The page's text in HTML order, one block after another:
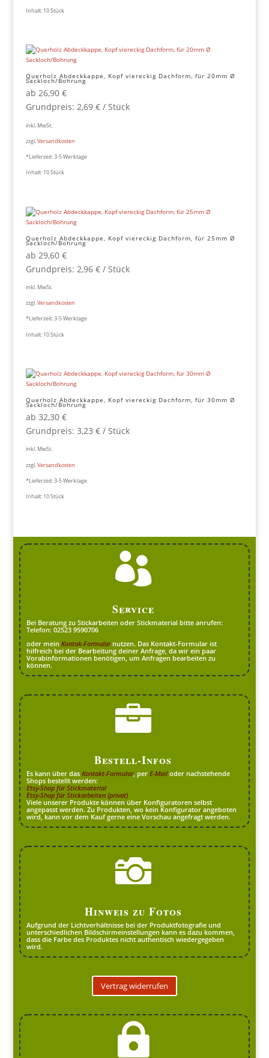
Inhalt: 10Stück
Querholz Abdeckkappe, Kopf viereckig Dachform, für 20mm Ø
Sackloch/Bohrung
ab 26,90 €
Grundpreis: 2,69 €/ Stück
inkl. MwSt.
zzgl.Versandkosten
*Lieferzeit:3-5 Werktage
Inhalt: 10Stück
Querholz Abdeckkappe, Kopf viereckig Dachform, für 25mm Ø
Sackloch/Bohrung
ab 29,60 €
Grundpreis: 2,96 €/ Stück
inkl. MwSt.
zzgl.Versandkosten
*Lieferzeit:3-5 Werktage
Inhalt: 10Stück
Querholz Abdeckkappe, Kopf viereckig Dachform, für 30mm Ø
Sackloch/Bohrung
ab 32,30 €
Grundpreis: 3,23 €/ Stück
inkl. MwSt.
zzgl.Versandkosten
*Lieferzeit:3-5 Werktage
Inhalt: 10Stück

Service
Bei Beratung zu Stickarbeiten oder Stickmaterial bitte anrufen:
Telefon: 02523 9590706
oder meinKontak-Formularnutzen. Das Kontakt-Formular ist
hilfreich bei der Bearbeitung deiner Anfrage, da wir ein paar
Vorabinformationen benötigen, um Anfragen bearbeiten zu
können.

Bestell-Infos
Es kann über dasKontakt-Formular, perE-Mail oder nachstehende
Shops bestellt werden:
Etsy-Shop für Stickmaterial
Etsy-Shop für Stickarbeiten (privat)
Viele unserer Produkte können über Konfiguratoren selbst
angepasst werden. Zu Produkten, wo kein Konfigurator angeboten
wird, kann vor dem Kauf gerne eine Vorschau angefragt werden.

Hinweis zu Fotos
Aufgrund der Lichtverhältnisse bei der Produktfotografie und
unterschiedlichen Bildschirmeinstellungen kann es dazu kommen,
dass die Farbe des Produktes nicht authentisch wiedergegeben
wird.
Vertrag widerrufen
